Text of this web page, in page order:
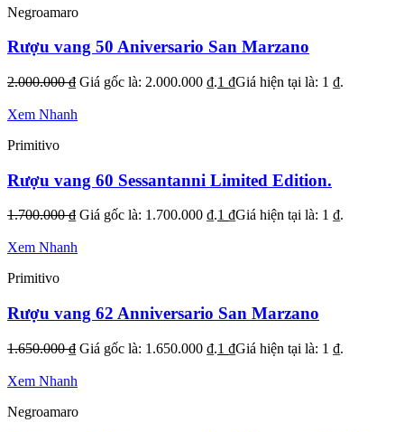
Negroamaro
Rượu vang 50 Aniversario San Marzano
2.000.000₫ Giá gốc là: 2.000.000 ₫.1 ₫Giá hiện tại là: 1 ₫.
Xem Nhanh
Primitivo
Rượu vang 60 Sessantanni Limited Edition.
1.700.000₫ Giá gốc là: 1.700.000 ₫.1 ₫Giá hiện tại là: 1 ₫.
Xem Nhanh
Primitivo
Rượu vang 62 Anniversario San Marzano
1.650.000₫ Giá gốc là: 1.650.000 ₫.1 ₫Giá hiện tại là: 1 ₫.
Xem Nhanh
Negroamaro